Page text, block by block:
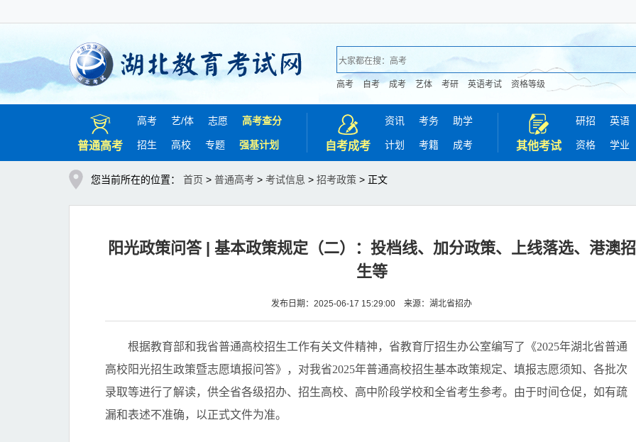
高考 自考 成考 艺体 考研 英语考试 资格等级
普通高考
高考 艺/体 志愿 高考查分
招生 高校 专题 强基计划 自考成考
资讯 考务 助学
计划 考籍 成考 其他考试
研招 英语
资格 学业
您当前所在的位置： 首页 > 普通高考 > 考试信息 > 招考政策 > 正文
阳光政策问答 | 基本政策规定（二）：投档线、加分政策、上线落选、港澳招
生等
发布日期：2025-06-17 15:29:00 来源：湖北省招办
根据教育部和我省普通高校招生工作有关文件精神，省教育厅招生办公室编写了《2025年湖北省普通
高校阳光招生政策暨志愿填报问答》，对我省2025年普通高校招生基本政策规定、填报志愿须知、各批次
录取等进行了解读，供全省各级招办、招生高校、高中阶段学校和全省考生参考。由于时间仓促，如有疏
漏和表述不准确，以正式文件为准。